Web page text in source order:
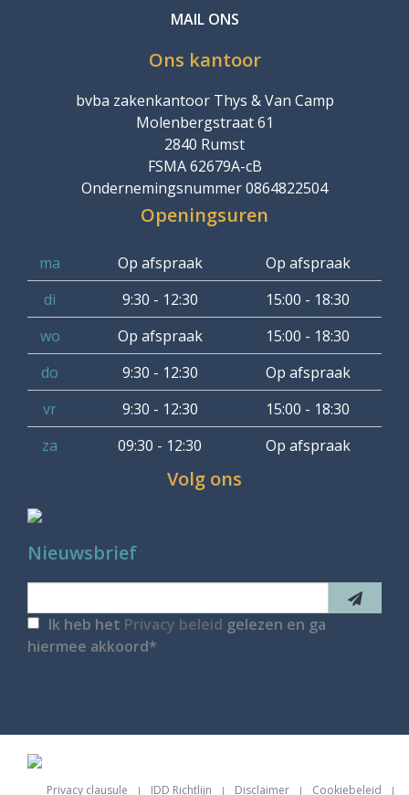
MAIL ONS
Ons kantoor
bvba zakenkantoor Thys & Van Camp
Molenbergstraat 61
2840 Rumst
FSMA 62679A-cB
Ondernemingsnummer 0864822504
Openingsuren
ma Op afspraak
Op afspraak
di
9:30 - 12:30
15:00 - 18:30
wo
Op afspraak
15:00 - 18:30
do
9:30 - 12:30
Op afspraak
vr
9:30 - 12:30
15:00 - 18:30
za
09:30 - 12:30 Op afspraak
Volg ons
Nieuwsbrief
Ik heb het Privacy beleid gelezen en ga
hiermee akkoord
Privacy clausule IDD Richtlijn Disclaimer Cookiebeleid